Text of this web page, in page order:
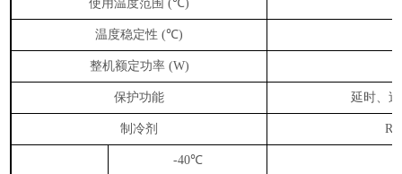
( )
温度稳定性 (℃)
整机额定功率(W)
保护功能 延时、
制冷剂
-40℃